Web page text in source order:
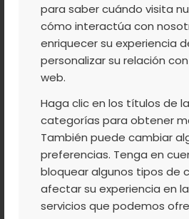
para saber cuándo visita
cómo interactúa con
enriquecer su experiencia
personalizar su relación
web.
Haga clic en los títulos de
categorías para obtener
También puede cambiar
preferencias. Tenga en
bloquear algunos tipos de
afectar su experiencia en
servicios que podemos
charcos donde
simplemente
enérgicas gargantas
Los Papúos
San Pedro,La Puria
Rayuelas,Los Sotillos
Serrá,San Martín,
Infiernos. Bajo sus
contemplarse buenos
truchas del país, las